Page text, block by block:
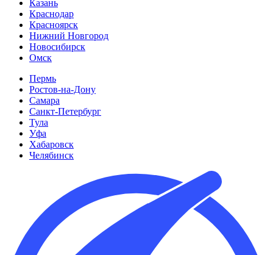
Казань
Краснодар
Красноярск
Нижний Новгород
Новосибирск
Омск
Пермь
Ростов-на-Дону
Самара
Санкт-Петербург
Тула
Уфа
Хабаровск
Челябинск